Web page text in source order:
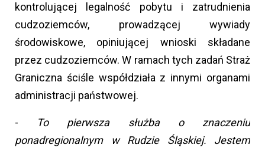
kontrolującej legalność pobytu i zatrudnienia
cudzoziemców, prowadzącej wywiady
środowiskowe, opiniującej wnioski składane
przez cudzoziemców. W ramach tych zadań Straż
Graniczna ściśle współdziała z innymi organami
administracji państwowej.
-
To pierwsza służba o znaczeniu
ponadregionalnym w Rudzie Śląskiej. Jestem